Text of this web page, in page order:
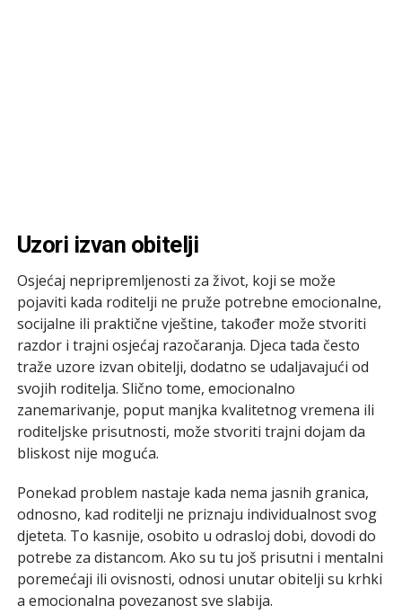
Uzori izvan obitelji
Osjećaj nepripremljenosti za život, koji se može
pojaviti kada roditelji ne pruže potrebne emocionalne,
socijalne ili praktične vještine, također može stvoriti
razdor i trajni osjećaj razočaranja. Djeca tada često
traže uzore izvan obitelji, dodatno se udaljavajući od
svojih roditelja. Slično tome, emocionalno
zanemarivanje, poput manjka kvalitetnog vremena ili
roditeljske prisutnosti, može stvoriti trajni dojam da
bliskost nije moguća.
Ponekad problem nastaje kada nema jasnih granica,
odnosno, kad roditelji ne priznaju individualnost svog
djeteta. To kasnije, osobito u odrasloj dobi, dovodi do
potrebe za distancom. Ako su tu još prisutni i mentalni
poremećaji ili ovisnosti, odnosi unutar obitelji su krhki
a emocionalna povezanost sve slabija.